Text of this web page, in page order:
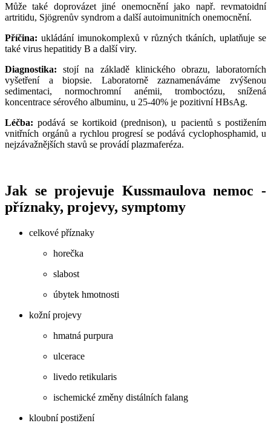
Může také doprovázet jiné onemocnění jako např. revmatoidní
artritidu, Sjögrenův syndrom a další autoimunitních onemocnění.
Příčina: ukládání imunokomplexů v různých tkáních, uplatňuje se
také virus hepatitidy B a další viry.
Diagnostika: stojí na základě klinického obrazu, laboratorních
vyšetření a biopsie. Laboratorně zaznamenáváme zvýšenou
sedimentaci, normochromní anémii, tromboctózu, snížená
koncentrace sérového albuminu, u 25-40% je pozitivní HBsAg.
Léčba: podává se kortikoid (prednison), u pacientů s postižením
vnitřních orgánů a rychlou progresí se podává cyclophosphamid, u
nejzávažnějších stavů se provádí plazmaferéza.
Jak se projevuje Kussmaulova nemoc -
příznaky, projevy, symptomy
celkové příznaky
horečka
slabost
úbytek hmotnosti
kožní projevy
hmatná purpura
ulcerace
livedo retikularis
ischemické změny distálních falang
kloubní postižení